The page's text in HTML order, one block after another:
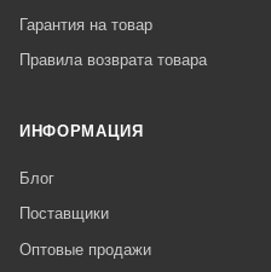
Гарантия на товар
Правила возврата товара
ИНФОРМАЦИЯ
Блог
Поставщики
Оптовые продажи